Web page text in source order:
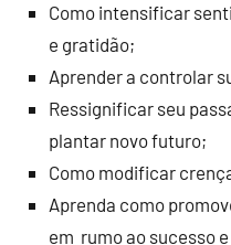
Como intensificar
e gratidão;
Aprender a controlar
Ressignificar seu
plantar novo futuro;
Como modificar
Aprenda como
em rumo ao sucesso